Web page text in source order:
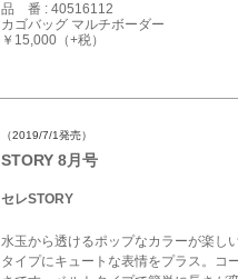
品 番 : 40516112
カゴバッグ マルチボーダー
￥15,000（+税）
（2019/7/1発売）
STORY 8月号
セレSTORY
水玉から透けるポップなカラーが楽し
タイプにキュートな表情をプラス。コ